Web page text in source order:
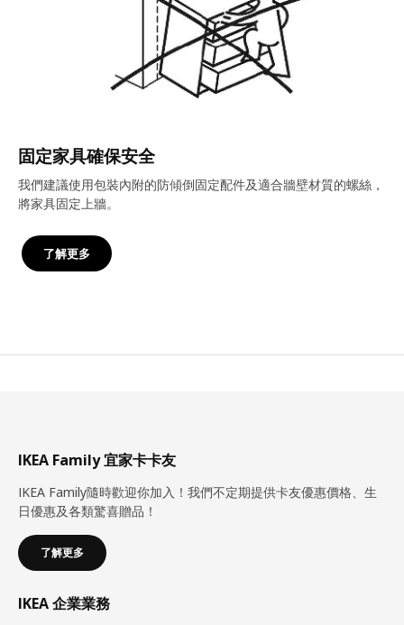
固定家具確保安全
我們建議使用包裝內附的防傾倒固定配件及適合牆壁材質的螺絲，
將家具固定上牆。
了解更多
IKEA Family 宜家卡卡友
IKEA Family隨時歡迎你加入！我們不定期提供卡友優惠價格、生
日優惠及各類驚喜贈品！
了解更多
IKEA 企業業務